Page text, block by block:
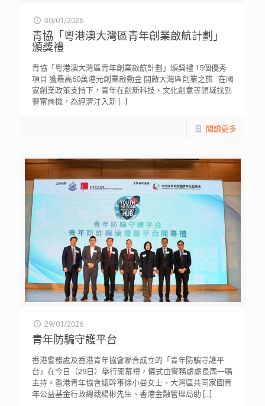
30/01/2026
青協「粵港澳大灣區青年創業啟航計劃」
頒獎禮
青協「粵港澳大灣區青年創業啟航計劃」頒獎禮 15個優秀
項目 獲最高60萬港元創業啟動金 開啟大灣區創業之旅 在國
家創業政策支持下，青年在創新科技、文化創意等領域找到
豐富商機，為經濟注入新[…]
閱讀更多
29/01/2026
青年防騙守護平台
香港警務處及香港青年協會聯合成立的「青年防騙守護平
台」在今日（29日）舉行開幕禮，儀式由警務處處長周一鳴
主持。香港青年協會總幹事徐小曼女士、大灣區共同家園青
年公益基金行政總裁楊彬先生、香港金融管理局助 […]